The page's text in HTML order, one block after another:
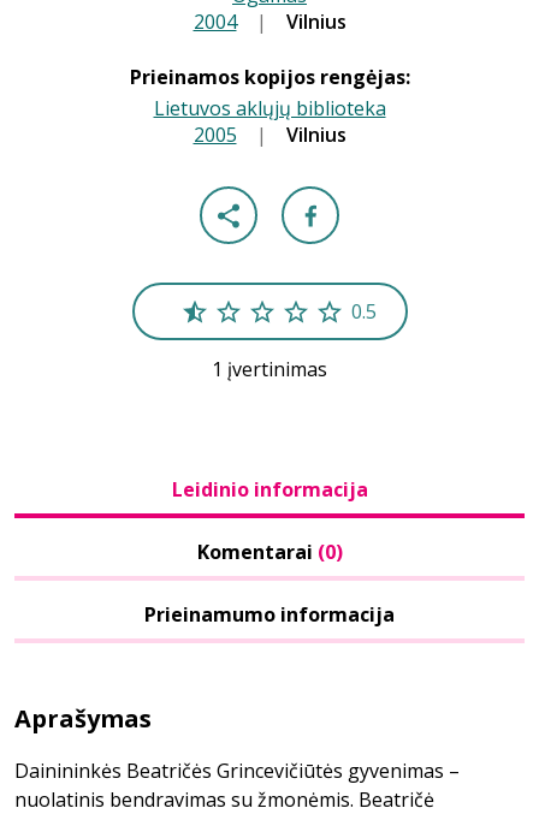
2004 | Vilnius
Prieinamos kopijos rengėjas:
Lietuvos aklųjų biblioteka
2005 | Vilnius
0.5
1 įvertinimas
Leidinio informacija
Komentarai (0)
Prieinamumo informacija
Aprašymas
Dainininkės Beatričės Grincevičiūtės gyvenimas –
nuolatinis bendravimas su žmonėmis. Beatričė